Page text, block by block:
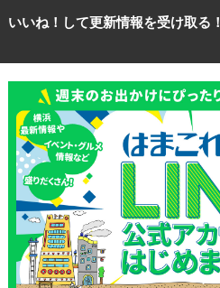
いいね！して更新情報を受け取る！